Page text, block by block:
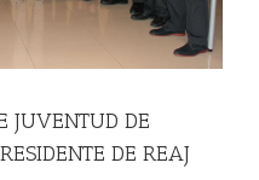
JUVENTUD DE
DE REAJ